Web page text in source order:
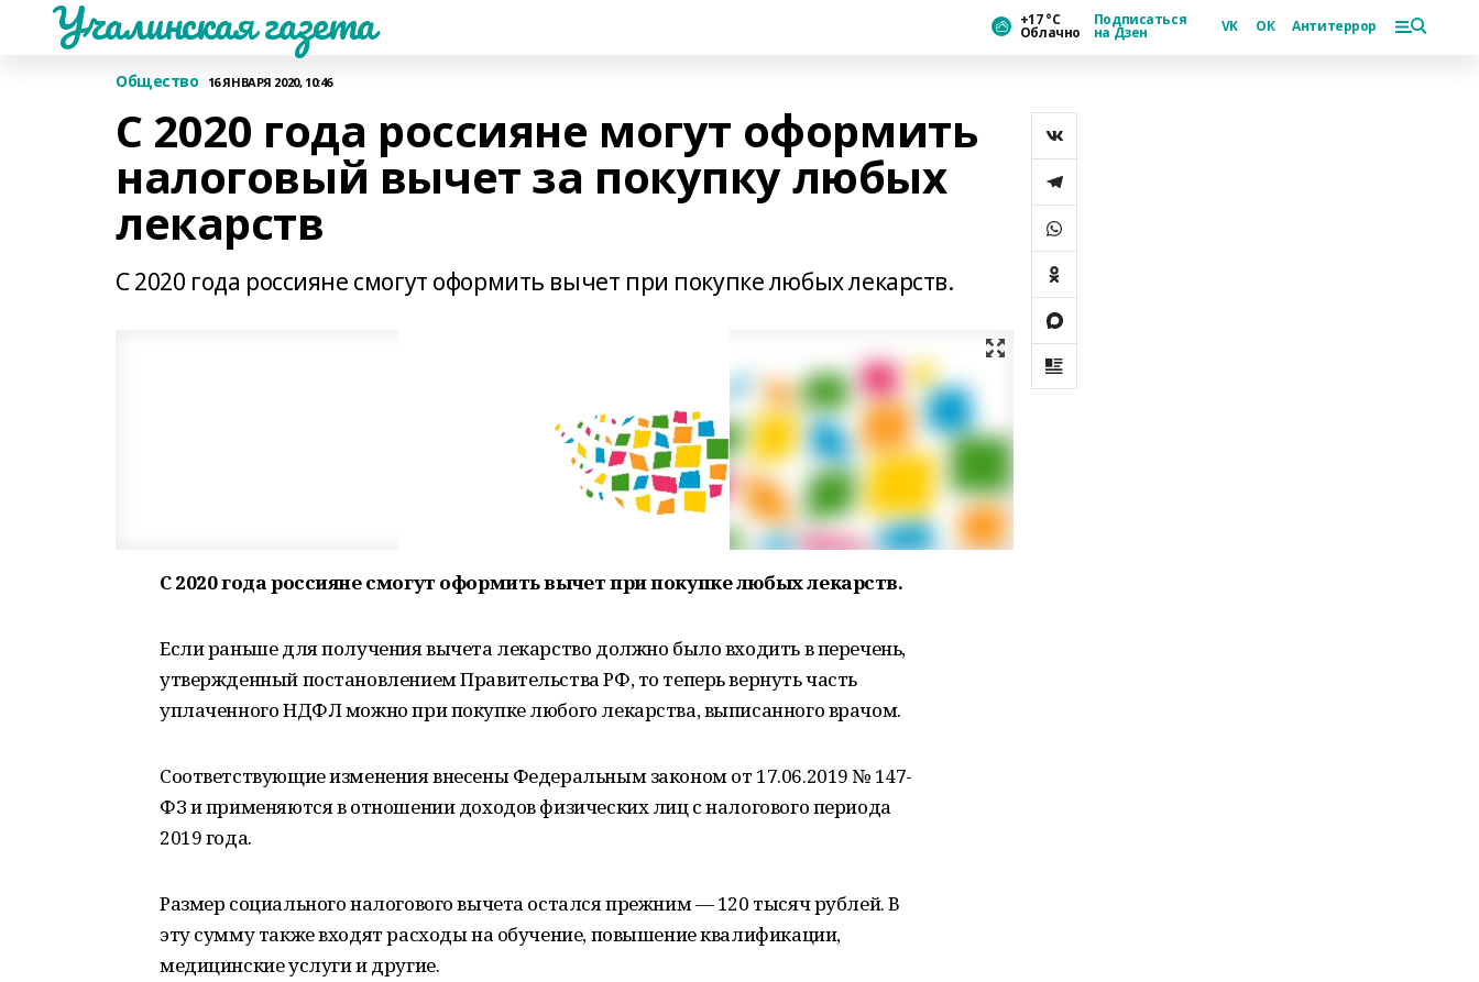
Учалинская газета +17 °С
Облачно
Подписаться
на Дзен VK ОК Антитеррор
Общество 16 ЯНВАРЯ 2020, 10:46
С 2020 года россияне могут оформить
налоговый вычет за покупку любых
лекарств
С 2020 года россияне смогут оформить вычет при покупке любых лекарств.
С 2020 года россияне смогут оформить вычет при покупке любых лекарств.
Если раньше для получения вычета лекарство должно было входить в перечень,
утвержденный постановлением Правительства РФ, то теперь вернуть часть
уплаченного НДФЛ можно при покупке любого лекарства, выписанного врачом.
Соответствующие изменения внесены Федеральным законом от 17.06.2019 № 147-
ФЗ и применяются в отношении доходов физических лиц с налогового периода
2019 года.
Размер социального налогового вычета остался прежним — 120 тысяч рублей. В
эту сумму также входят расходы на обучение, повышение квалификации,
медицинские услуги и другие.